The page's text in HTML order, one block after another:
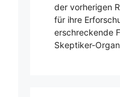
der vorherigen
für ihre
erschreckende
Skeptiker-